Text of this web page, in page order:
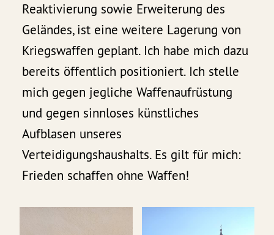
Reaktivierung sowie Erweiterung des
Geländes, ist eine weitere Lagerung von
Kriegswaffen geplant. Ich habe mich dazu
bereits öffentlich positioniert. Ich stelle
mich gegen jegliche Waffenaufrüstung
und gegen sinnloses künstliches
Aufblasen unseres
Verteidigungshaushalts. Es gilt für mich:
Frieden schaffen ohne Waffen!